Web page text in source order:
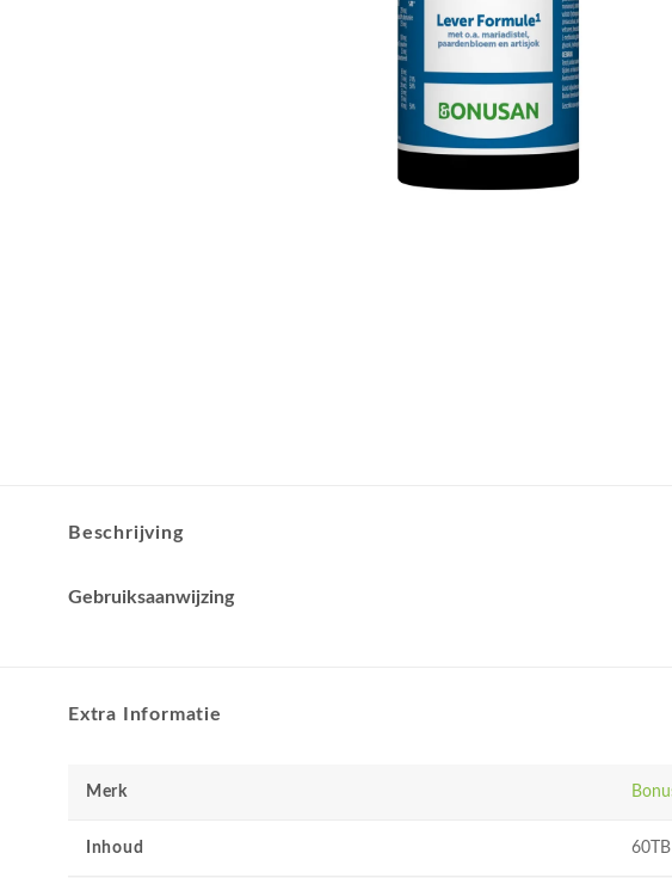
Beschrijving
Gebruiksaanwijzing
Extra Informatie
Merk
Inhoud 60TB